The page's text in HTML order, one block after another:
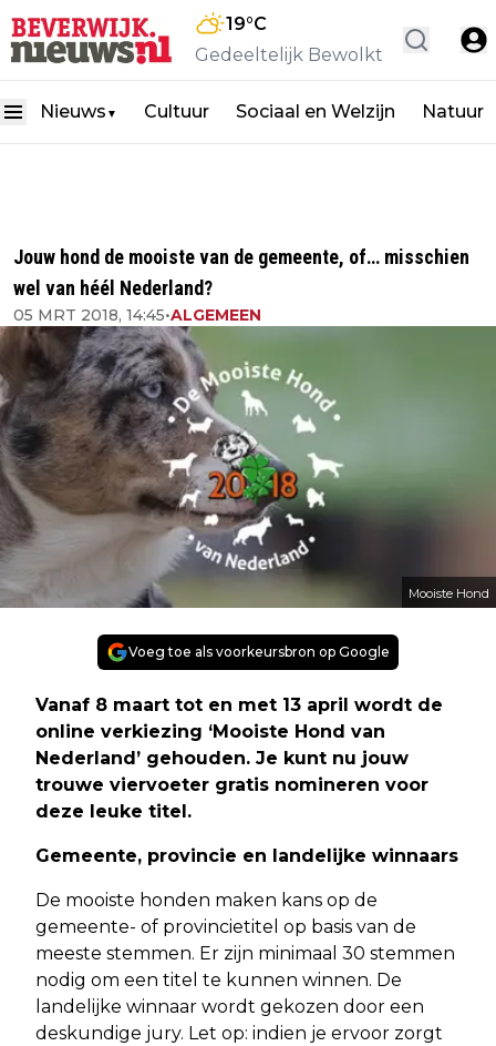
19°C
Gedeeltelijk Bewolkt
Nieuws ▼ Cultuur Sociaal en Welzijn Natuur
Jouw hond de mooiste van de gemeente, of… misschien
wel van héél Nederland?
05 MRT 2018, 14:45•ALGEMEEN
Mooiste Hond
Voeg toe als voorkeursbron op Google
Vanaf 8 maart tot en met 13 april wordt de
online verkiezing ‘Mooiste Hond van
Nederland’ gehouden. Je kunt nu jouw
trouwe viervoeter gratis nomineren voor
deze leuke titel.
Gemeente, provincie en landelijke winnaars
De mooiste honden maken kans op de
gemeente- of provincietitel op basis van de
meeste stemmen. Er zijn minimaal 30 stemmen
nodig om een titel te kunnen winnen. De
landelijke winnaar wordt gekozen door een
deskundige jury. Let op: indien je ervoor zorgt